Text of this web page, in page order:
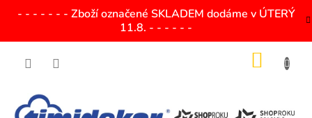
- - - - - - - Zboží označené SKLADEM dodáme v ÚTERÝ
11.8. - - - - - -